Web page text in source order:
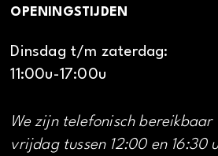
OPENINGSTIJDEN
Dinsdag t/m zaterdag:
11:00u-17:00u
We zijn telefonisch
vrijdag tussen 12:00 en 16:30